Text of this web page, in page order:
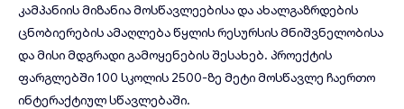
კამპანიის მიზანია მოსწავლეებისა და ახალგაზრდების
ცნობიერების ამაღლება წყლის რესურსის მნიშვნელობისა
და მისი მდგრადი გამოყენების შესახებ. პროექტის
ფარგლებში 100 სკოლის 2500-ზე მეტი მოსწავლე ჩაერთო
ინტერაქტიულ სწავლებაში.